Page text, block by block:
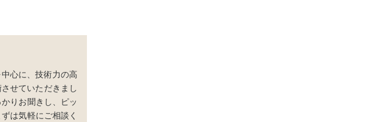
心に、技術力の高
せていただきまし
りお聞きし、ピッ
は気軽にご相談く